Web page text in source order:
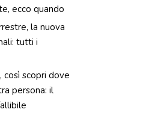
ecco quando
la nuova
tutti i
scopri dove
persona: il